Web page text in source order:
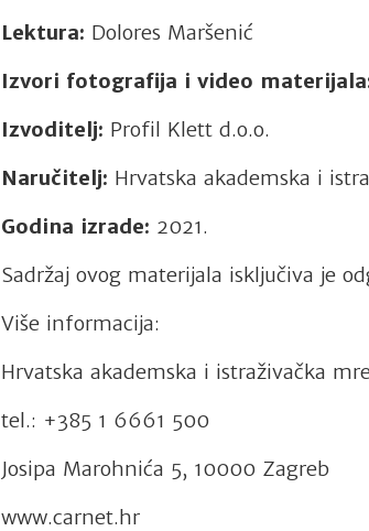
Lektura: Dolores Maršenić
Izvori fotografija i video
Izvoditelj: Profil Klett d.o.o.
Naručitelj: Hrvatska akademska i
Godina izrade: 2021.
Sadržaj ovog materijala isključiva je
Više informacija:
Hrvatska akademska i istraživačka
tel.: +385 1 6661 500
Josipa Marohnića 5, 10000 Zagreb
www.carnet.hr